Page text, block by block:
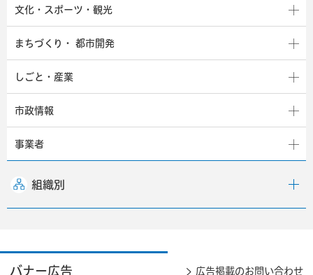
文化・スポーツ・観光
まちづくり・ 都市開発
しごと・産業
市政情報
事業者
組織別
バナー広告 広告掲載のお問い合わせ